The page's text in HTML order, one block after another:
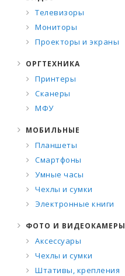
Телевизоры
Мониторы
Проекторы и экраны
ОРГТЕХНИКА
Принтеры
Сканеры
МФУ
МОБИЛЬНЫЕ
Планшеты
Смартфоны
Умные часы
Чехлы и сумки
Электронные книги
ФОТО И ВИДЕОКАМЕРЫ
Аксессуары
Чехлы и сумки
Штативы, крепления